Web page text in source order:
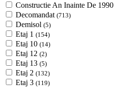
Constructie An Inainte De 1990
Decomandat (713)
Demisol (5)
Etaj 1 (154)
Etaj 10 (14)
Etaj 12 (2)
Etaj 13 (5)
Etaj 2 (132)
Etaj 3 (119)